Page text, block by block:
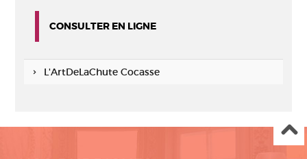
CONSULTER EN LIGNE
L'ArtDeLaChute Cocasse